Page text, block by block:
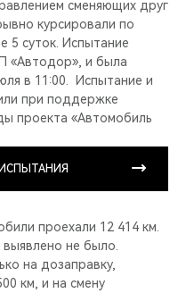
сменяющих друг
курсировали по
5 суток. Испытание
«Автодор», и была
в 11:00. Испытание и
при поддержке
проекта «Автомобиль
проехали 12 414 км.
выявлено не было.
на дозаправку,
км, и на смену